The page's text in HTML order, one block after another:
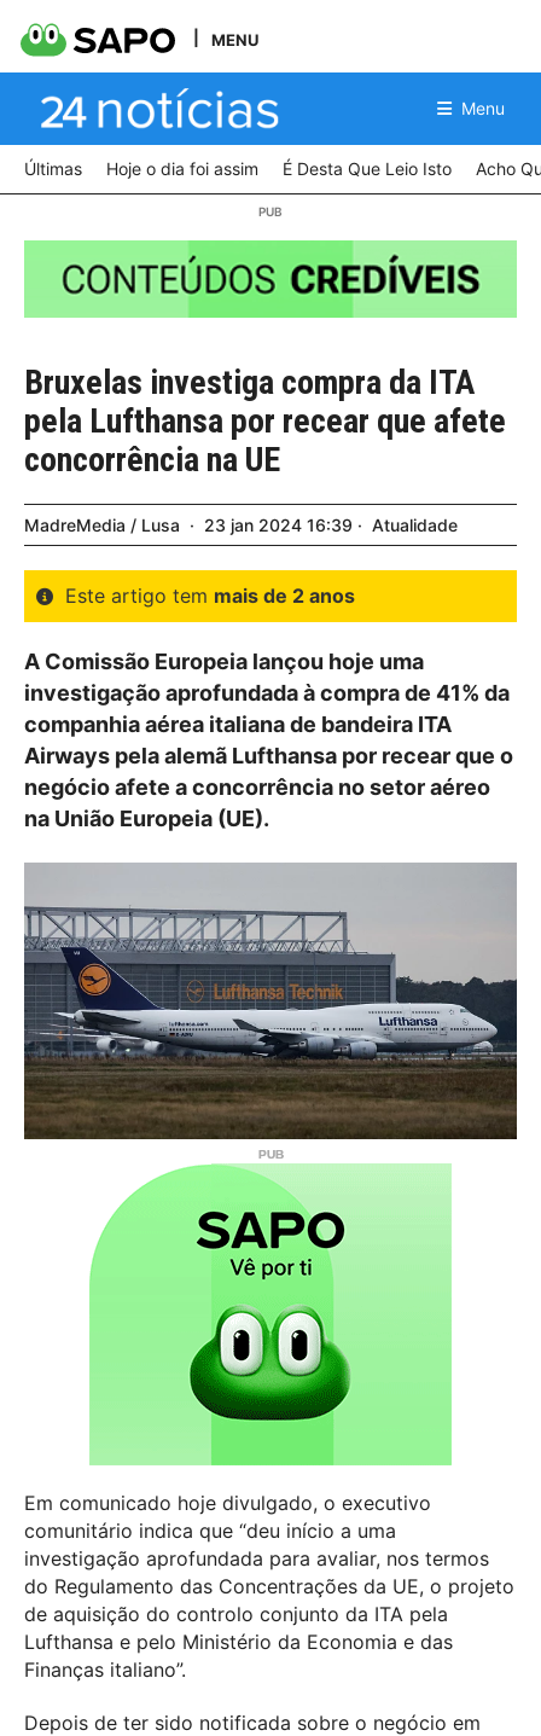
MENU
Menu
Últimas Hoje o dia foi assim É Desta Que Leio Isto Acho
Bruxelas investiga compra da ITA
pela Lufthansa por recear que afete
concorrência na UE
MadreMedia / Lusa 23 jan 2024 16:39 Atualidade
Este artigo tem mais de 2 anos
A Comissão Europeia lançou hoje uma
investigação aprofundada à compra de 41% da
companhia aérea italiana de bandeira ITA
Airways pela alemã Lufthansa por recear que o
negócio afete a concorrência no setor aéreo
na União Europeia (UE).
Em comunicado hoje divulgado, o executivo
comunitário indica que “deu início a uma
investigação aprofundada para avaliar, nos termos
do Regulamento das Concentrações da UE, o projeto
de aquisição do controlo conjunto da ITA pela
Lufthansa e pelo Ministério da Economia e das
Finanças italiano”.
Depois de ter sido notificada sobre o negócio em